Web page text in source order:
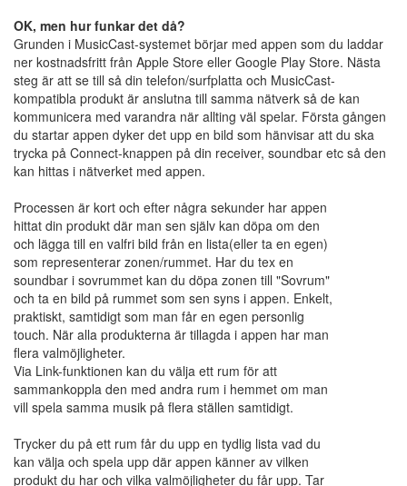
OK, men hur funkar det då?
Grunden i MusicCast-systemet börjar med appen som du laddar
ner kostnadsfritt från Apple Store eller Google Play Store. Nästa
steg är att se till så din telefon/surfplatta och MusicCast-
kompatibla produkt är anslutna till samma nätverk så de kan
kommunicera med varandra när allting väl spelar. Första gången
du startar appen dyker det upp en bild som hänvisar att du ska
trycka på Connect-knappen på din receiver, soundbar etc så den
kan hittas i nätverket med appen.
Processen är kort och efter några sekunder har appen
hittat din produkt där man sen själv kan döpa om den
och lägga till en valfri bild från en lista(eller ta en egen)
som representerar zonen/rummet. Har du tex en
soundbar i sovrummet kan du döpa zonen till "Sovrum"
och ta en bild på rummet som sen syns i appen. Enkelt,
praktiskt, samtidigt som man får en egen personlig
touch. När alla produkterna är tillagda i appen har man
flera valmöjligheter.
Via Link-funktionen kan du välja ett rum för att
sammankoppla den med andra rum i hemmet om man
vill spela samma musik på flera ställen samtidigt.
Trycker du på ett rum får du upp en tydlig lista vad du
kan välja och spela upp där appen känner av vilken
produkt du har och vilka valmöjligheter du får upp. Tar